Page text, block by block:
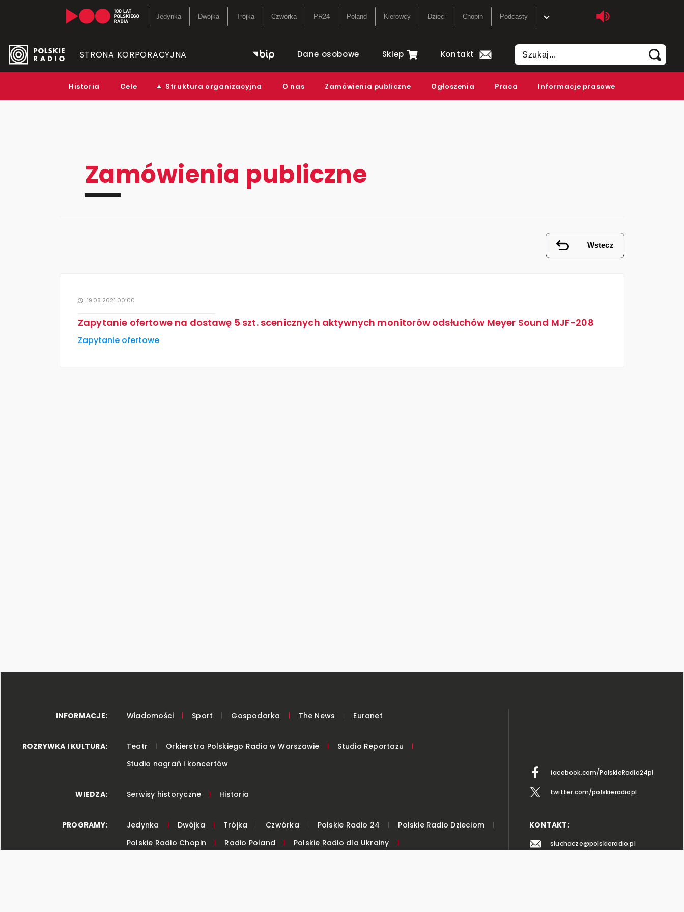
Jedynka Dwójka Trójka Czwórka PR24 Poland Kierowcy Dzieci Chopin Podcasty
Serwisy historyczne
dokumentu Polskiego
radia
Teatr Polskiego Radia Częstotliwości
Sklep
Szkolenia
STRONA KORPORACYJNA Dane osobowe Sklep Kontakt
Historia Cele Struktura organizacyjna O nas Zamówienia publiczne Ogłoszenia Praca Informacje prasowe
Zamówienia publiczne
Wstecz
19.08.2021 00:00
Zapytanie ofertowe na dostawę 5 szt. scenicznych aktywnych monitorów odsłuchów Meyer Sound MJF-208
Zapytanie ofertowe
INFORMACJE: Wiadomości Sport Gospodarka The News Euranet
ROZRYWKA I KULTURA: Teatr Orkierstra Polskiego Radia w Warszawie
Studio Reportażu
Studio nagrań i koncertów
WIEDZA: Serwisy historyczne Historia
PROGRAMY: Jedynka Dwójka Trójka Czwórka Polskie Radio 24
Polskie Radio Dzieciom
Polskie Radio Chopin
Radio Poland
Polskie Radio dla Ukrainy
facebook.com/PolskieRadio24pl
twitter.com/polskieradiopl
KONTAKT:
sluchacze@polskieradio.pl